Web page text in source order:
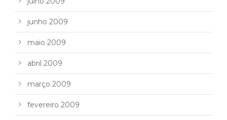
junho 2009
maio 2009
abril 2009
março 2009
fevereiro 2009